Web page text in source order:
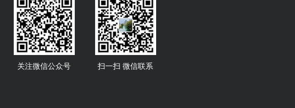
关注微信公众号 扫一扫 微信联系